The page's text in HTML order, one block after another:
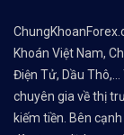
Khoán Việt Nam,
Điện Tử, Dầu
chuyên gia về thị
kiếm tiền. Bên